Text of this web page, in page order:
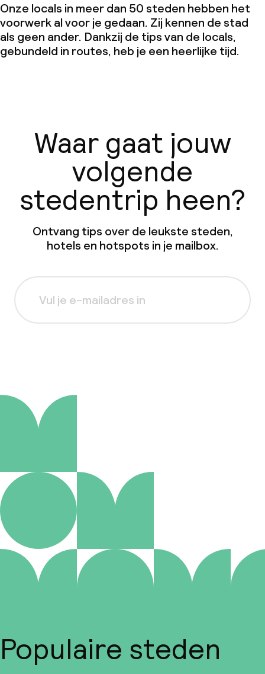
Onze locals in meer dan 50 steden hebben het
voorwerk al voor je gedaan. Zij kennen de stad
als geen ander. Dankzij de tips van de locals,
gebundeld in routes, heb je een heerlijke tijd.
Waar gaat jouw
volgende
stedentrip heen?
Ontvang tips over de leukste steden,
hotels en hotspots in je mailbox.
Populaire steden